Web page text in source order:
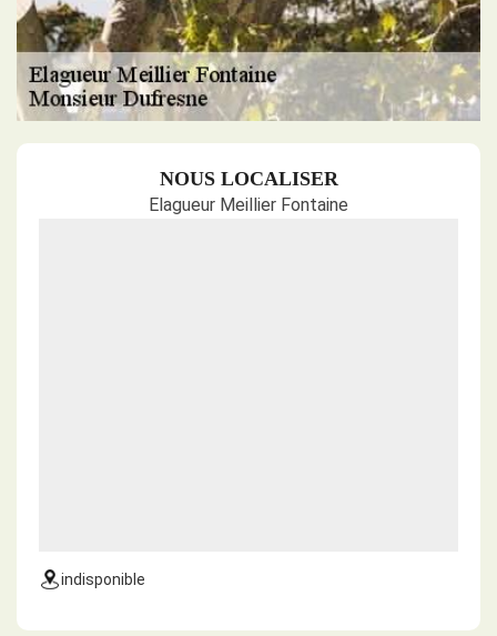
NOUS LOCALISER
Elagueur Meillier Fontaine
indisponible